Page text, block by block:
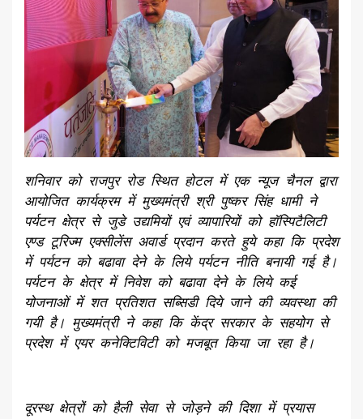
शनिवार को राजपुर रोड स्थित होटल में एक न्यूज चैनल द्वारा
आयोजित कार्यक्रम में मुख्यमंत्री श्री पुष्कर सिंह धामी ने
पर्यटन क्षेत्र से जुडे उद्यमियों एवं व्यापारियों को हॉस्पिटैलिटी
एण्ड टूरिज्म एक्सीलेंस अवार्ड प्रदान करते हुये कहा कि प्रदेश
में पर्यटन को बढावा देने के लिये पर्यटन नीति बनायी गई है।
पर्यटन के क्षेत्र में निवेश को बढावा देने के लिये कई
योजनाओं में शत प्रतिशत सब्सिडी दिये जाने की व्यवस्था की
गयी है। मुख्यमंत्री ने कहा कि केंद्र सरकार के सहयोग से
प्रदेश में एयर कनेक्टिविटी को मजबूत किया जा रहा है।
दूरस्थ क्षेत्रों को हैली सेवा से जोड़ने की दिशा में प्रयास